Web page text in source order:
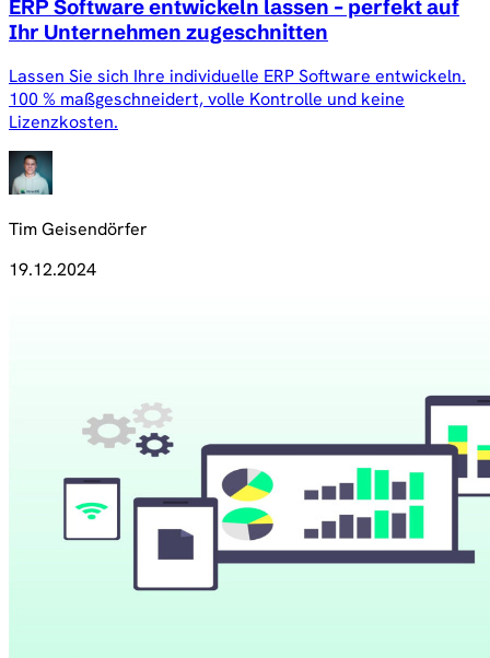
ERP Software entwickeln lassen – perfekt auf
Ihr Unternehmen zugeschnitten
Lassen Sie sich Ihre individuelle ERP Software entwickeln.
100 % maßgeschneidert, volle Kontrolle und keine
Lizenzkosten.
Tim Geisendörfer
19.12.2024